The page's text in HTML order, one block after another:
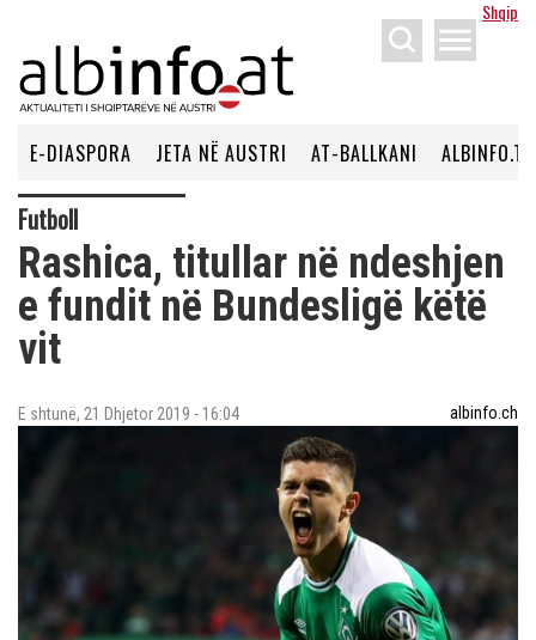
Shqip
menu
E-DIASPORA JETA NË AUSTRI AT-BALLKANI ALBINFO.TV
Futboll
Rashica, titullar në ndeshjen
e fundit në Bundesligë këtë
vit
E shtunë, 21 Dhjetor 2019 - 16:04 albinfo.ch